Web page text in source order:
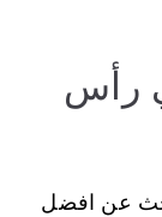
رأس
عن افضل